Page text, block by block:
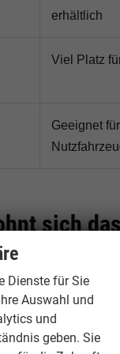
erhältlich
Viel Platz
Geeignet
sich
Käufer, die
Hamburgcars
transparent vor
und Opel
Dienste für Sie
Auswahl und
und
geben. Sie